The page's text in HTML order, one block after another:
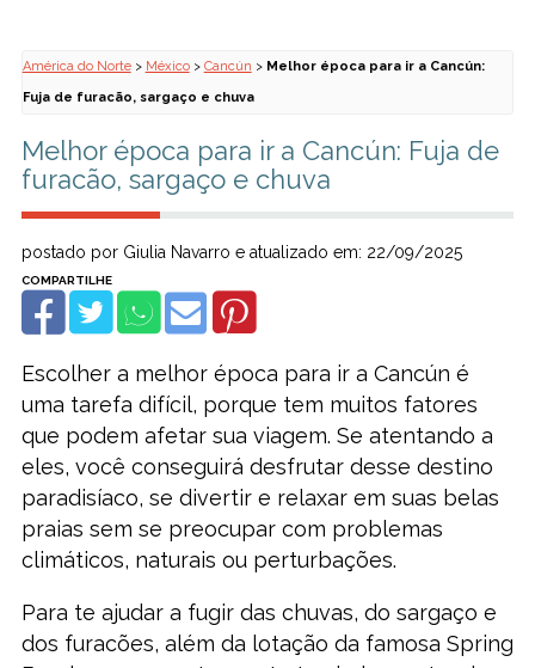
América do Norte> México> Cancún > Melhor época para ir a Cancún:
Fuja de furacão, sargaço e chuva
Melhor época para ir a Cancún: Fuja de
furacão, sargaço e chuva
postado por Giulia Navarro e atualizado em: 22/09/2025
Escolher a melhor época para ir a Cancún é
uma tarefa difícil, porque tem muitos fatores
que podem afetar sua viagem. Se atentando a
eles, você conseguirá desfrutar desse destino
paradisíaco, se divertir e relaxar em suas belas
praias sem se preocupar com problemas
climáticos, naturais ou perturbações.
Para te ajudar a fugir das chuvas, do sargaço e
dos furacões, além da lotação da famosa Spring